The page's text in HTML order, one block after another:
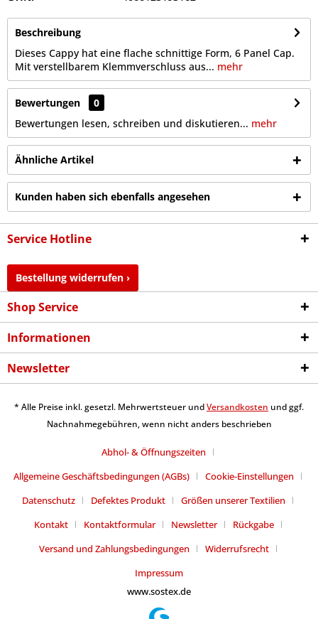
Beschreibung
Dieses Cappy hat eine flache schnittige Form, 6 Panel Cap.
Mit verstellbarem Klemmverschluss aus... mehr
Bewertungen
0
Bewertungen lesen, schreiben und diskutieren... mehr
Ähnliche Artikel
Kunden haben sich ebenfalls angesehen
Service Hotline
Bestellung widerrufen ›
Shop Service
Informationen
Newsletter
* Alle Preise inkl. gesetzl. Mehrwertsteuer undVersandkosten und ggf.
Nachnahmegebühren, wenn nicht anders beschrieben
Abhol- & Öffnungszeiten
Allgemeine Geschäftsbedingungen (AGBs)
Cookie-Einstellungen
Datenschutz
Defektes Produkt
Größen unserer Textilien
Kontakt
Kontaktformular Newsletter
Rückgabe
Versand und Zahlungsbedingungen
Widerrufsrecht
Impressum
www.sostex.de